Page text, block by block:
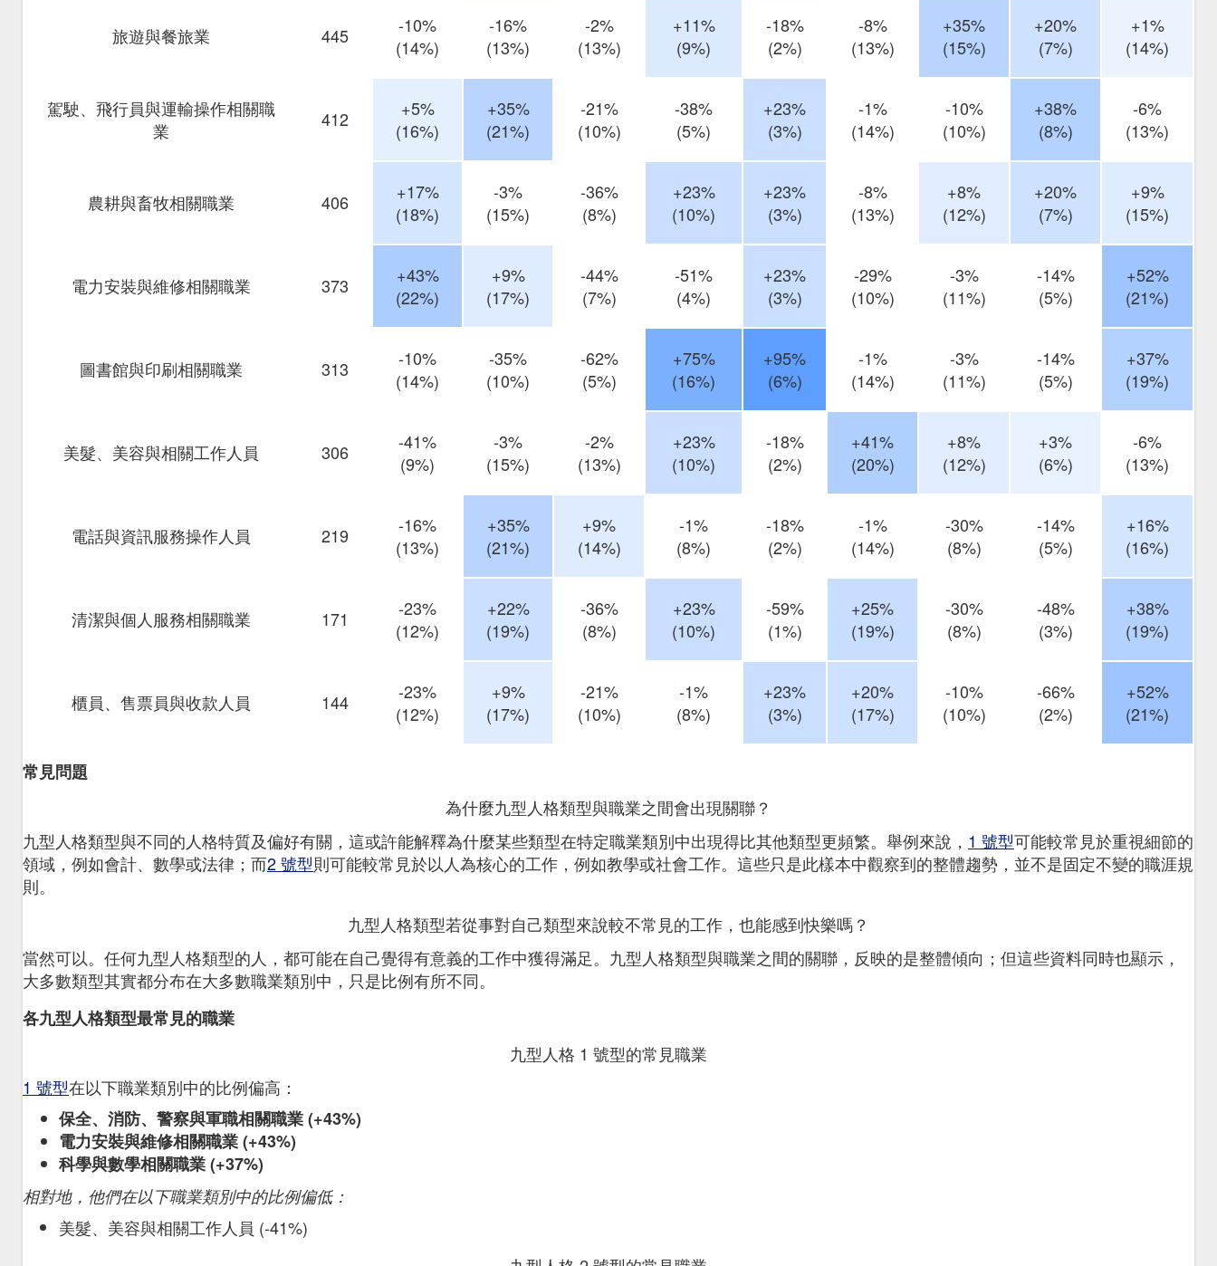
旅遊與餐旅業 445
-10%
(14%)
-16%
(13%)
-2%
(13%)
+11%
(9%)
-18%
(2%)
-8%
(13%)
+35%
(15%)
+20%
(7%)
+1%
(14%)
駕駛、飛行員與運輸操作相關職
業
412
+5%
(16%)
+35%
(21%)
-21%
(10%)
-38%
(5%)
+23%
(3%)
-1%
(14%)
-10%
(10%)
+38%
(8%)
-6%
(13%)
農耕與畜牧相關職業 406
+17%
(18%)
-3%
(15%)
-36%
(8%)
+23%
(10%)
+23%
(3%)
-8%
(13%)
+8%
(12%)
+20%
(7%)
+9%
(15%)
電力安裝與維修相關職業 373
+43%
(22%)
+9%
(17%)
-44%
(7%)
-51%
(4%)
+23%
(3%)
-29%
(10%)
-3%
(11%)
-14%
(5%)
+52%
(21%)
圖書館與印刷相關職業 313
-10%
(14%)
-35%
(10%)
-62%
(5%)
+75%
(16%)
+95%
(6%)
-1%
(14%)
-3%
(11%)
-14%
(5%)
+37%
(19%)
美髮、美容與相關工作人員 306
-41%
(9%)
-3%
(15%)
-2%
(13%)
+23%
(10%)
-18%
(2%)
+41%
(20%)
+8%
(12%)
+3%
(6%)
-6%
(13%)
電話與資訊服務操作人員 219
-16%
(13%)
+35%
(21%)
+9%
(14%)
-1%
(8%)
-18%
(2%)
-1%
(14%)
-30%
(8%)
-14%
(5%)
+16%
(16%)
清潔與個人服務相關職業 171
-23%
(12%)
+22%
(19%)
-36%
(8%)
+23%
(10%)
-59%
(1%)
+25%
(19%)
-30%
(8%)
-48%
(3%)
+38%
(19%)
櫃員、售票員與收款人員 144
-23%
(12%)
+9%
(17%)
-21%
(10%)
-1%
(8%)
+23%
(3%)
+20%
(17%)
-10%
(10%)
-66%
(2%)
+52%
(21%)
常見問題
為什麼九型人格類型與職業之間會出現關聯？
九型人格類型與不同的人格特質及偏好有關，這或許能解釋為什麼某些類型在特定職業類別中出現得比其他類型更頻繁。舉例來說， 1 號型可能較常見於重視細節的
領域，例如會計、數學或法律；而2 號型則可能較常見於以人為核心的工作，例如教學或社會工作。這些只是此樣本中觀察到的整體趨勢，並不是固定不變的職涯規
則。
九型人格類型若從事對自己類型來說較不常見的工作，也能感到快樂嗎？
當然可以。任何九型人格類型的人，都可能在自己覺得有意義的工作中獲得滿足。九型人格類型與職業之間的關聯，反映的是整體傾向；但這些資料同時也顯示，
大多數類型其實都分布在大多數職業類別中，只是比例有所不同。
各九型人格類型最常見的職業
九型人格 1 號型的常見職業
1 號型在以下職業類別中的比例偏高：
保全、消防、警察與軍職相關職業 (+43%)
電力安裝與維修相關職業 (+43%)
科學與數學相關職業 (+37%)
相對地，他們在以下職業類別中的比例偏低：
美髮、美容與相關工作人員 (-41%)